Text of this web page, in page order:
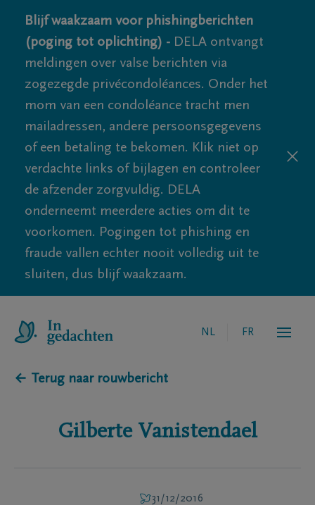
Blijf waakzaam voor phishingberichten
(poging tot oplichting) - DELA ontvangt
meldingen over valse berichten via
zogezegde privécondoléances. Onder het
mom van een condoléance tracht men
mailadressen, andere persoonsgegevens
of een betaling te bekomen. Klik niet op
verdachte links of bijlagen en controleer
de afzender zorgvuldig. DELA
onderneemt meerdere acties om dit te
voorkomen. Pogingen tot phishing en
fraude vallen echter nooit volledig uit te
sluiten, dus blijf waakzaam.
NL FR
← Terug naar rouwbericht
Gilberte Vanistendael
31/12/2016